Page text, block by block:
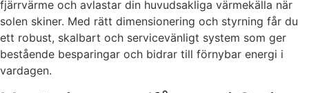
fjärrvärme och avlastar din huvudsakliga värmekälla när
solen skiner. Med rätt dimensionering och styrning får du
ett robust, skalbart och servicevänligt system som ger
bestående besparingar och bidrar till förnybar energi i
vardagen.